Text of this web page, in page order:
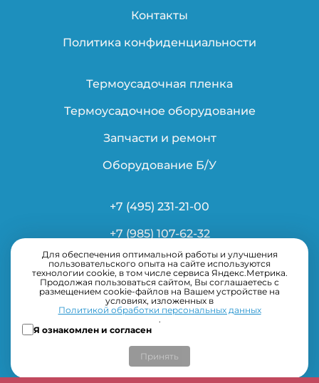
Для обеспечения оптимальной работы и улучшения
пользовательского опыта на сайте используются
технологии cookie, в том числе сервиса Яндекс.Метрика.
Продолжая пользоваться сайтом, Вы соглашаетесь с
размещением cookie-файлов на Вашем устройстве на
условиях, изложенных в
Политикой обработки персональных данных
.
Я ознакомлен и согласен
Принять
Контакты
Политика конфиденциальности
Термоусадочная пленка
Термоусадочное оборудование
Запчасти и ремонт
Оборудование Б/У
+7 (495) 231-21-00
+7 (985) 107-62-32
info@ardsystems.ru